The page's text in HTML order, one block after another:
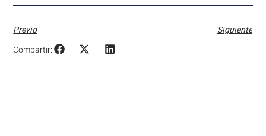
Previo
Siguiente
Compartir: